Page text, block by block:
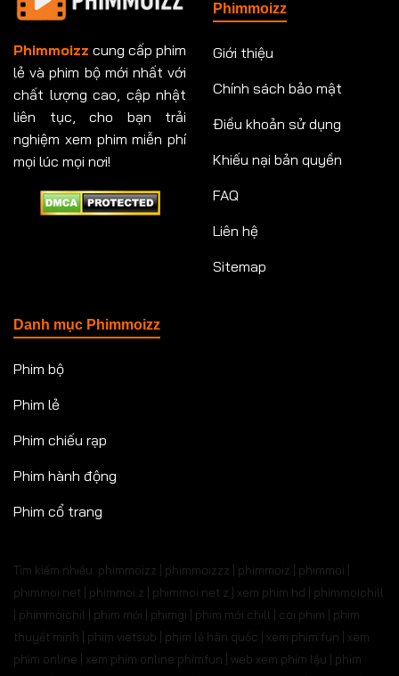
Phimmoizz cung cấp phim
lẻ và phim bộ mới nhất với
chất lượng cao, cập nhật
liên tục, cho bạn trải
nghiệm xem phim miễn phí
mọi lúc mọi nơi!
Phimmoizz
Giới thiệu
Chính sách bảo mật
Điều khoản sử dụng
Khiếu nại bản quyền
FAQ
Liên hệ
Sitemap
Danh mục Phimmoizz
Phim bộ
Phim lẻ
Phim chiếu rạp
Phim hành động
Phim cổ trang
Tìm kiếm nhiều: phimmoizz | phimmoizzz | phimmoiz | phimmoi |
phimmoi net | phimmoi.z | phimmoi.net z | xem phim hd | phimmoichill
| phimmoichil | phim mới | phimgi | phim mới chill | coi phim | phim
thuyết minh | phim vietsub | phim lẻ hàn quốc | xem phim fun | xem
phim online | xem phim online phimfun | web xem phim lậu | phim